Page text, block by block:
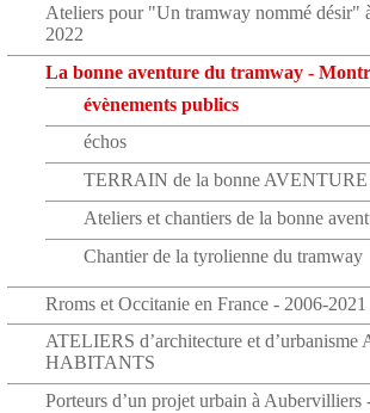
Ateliers pour "Un tramway nommé désir"
2022
La bonne aventure du tramway -
évènements publics
échos
TERRAIN de la bonne AVENTURE
Ateliers et chantiers de la bonne
Chantier de la tyrolienne du tramway
Rroms et Occitanie en France - 2006-2021
ATELIERS d’architecture et d’urbanisme
HABITANTS
Porteurs d’un projet urbain à Aubervilliers